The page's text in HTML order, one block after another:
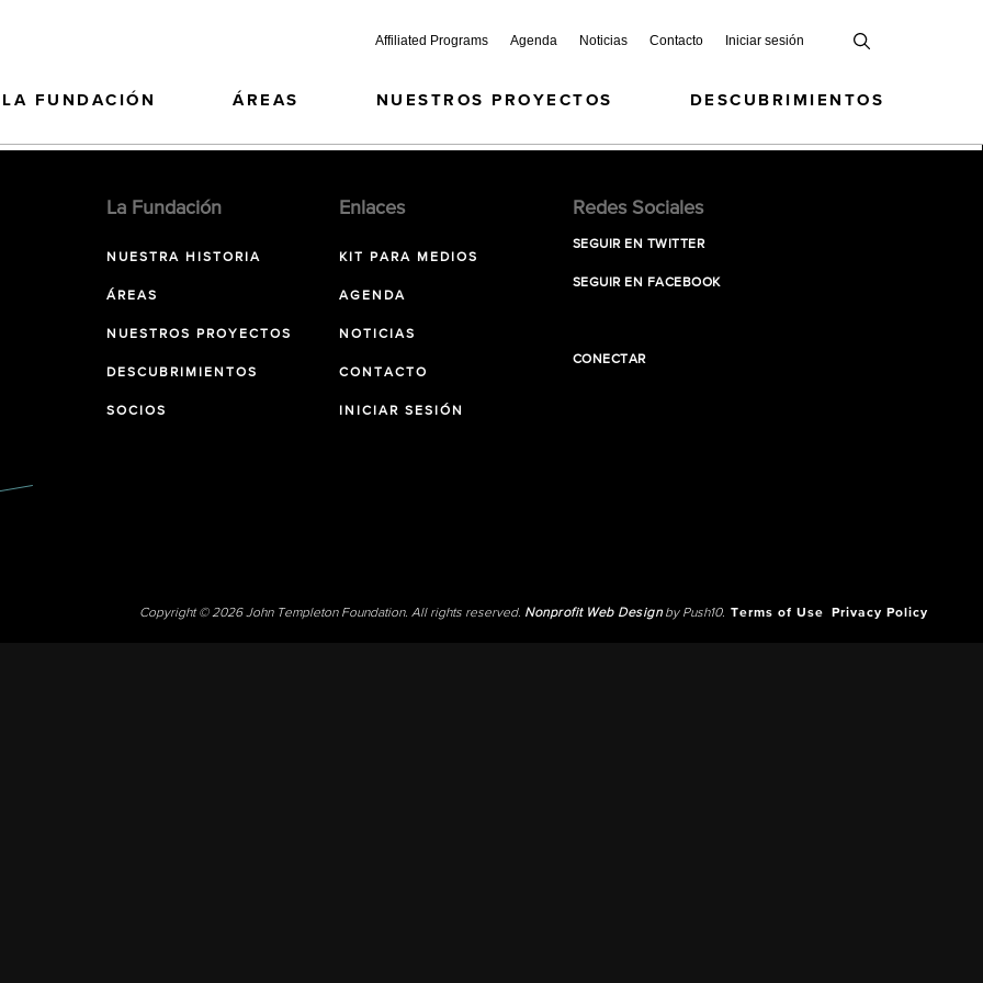
Affiliated Programs Agenda Noticias Contacto Iniciar sesión
LA FUNDACIÓN ÁREAS NUESTROS PROYECTOS DESCUBRIMIENTOS
La Fundación
NUESTRA HISTORIA
ÁREAS
NUESTROS PROYECTOS
DESCUBRIMIENTOS
SOCIOS
Enlaces
KIT PARA MEDIOS
AGENDA
NOTICIAS
CONTACTO
INICIAR SESIÓN
Redes Sociales
SEGUIR EN TWITTER
SEGUIR EN FACEBOOK
CONECTAR
Copyright © 2026 John Templeton Foundation. All rights reserved. Nonprofit Web Designby Push10. Terms of Use Privacy Policy